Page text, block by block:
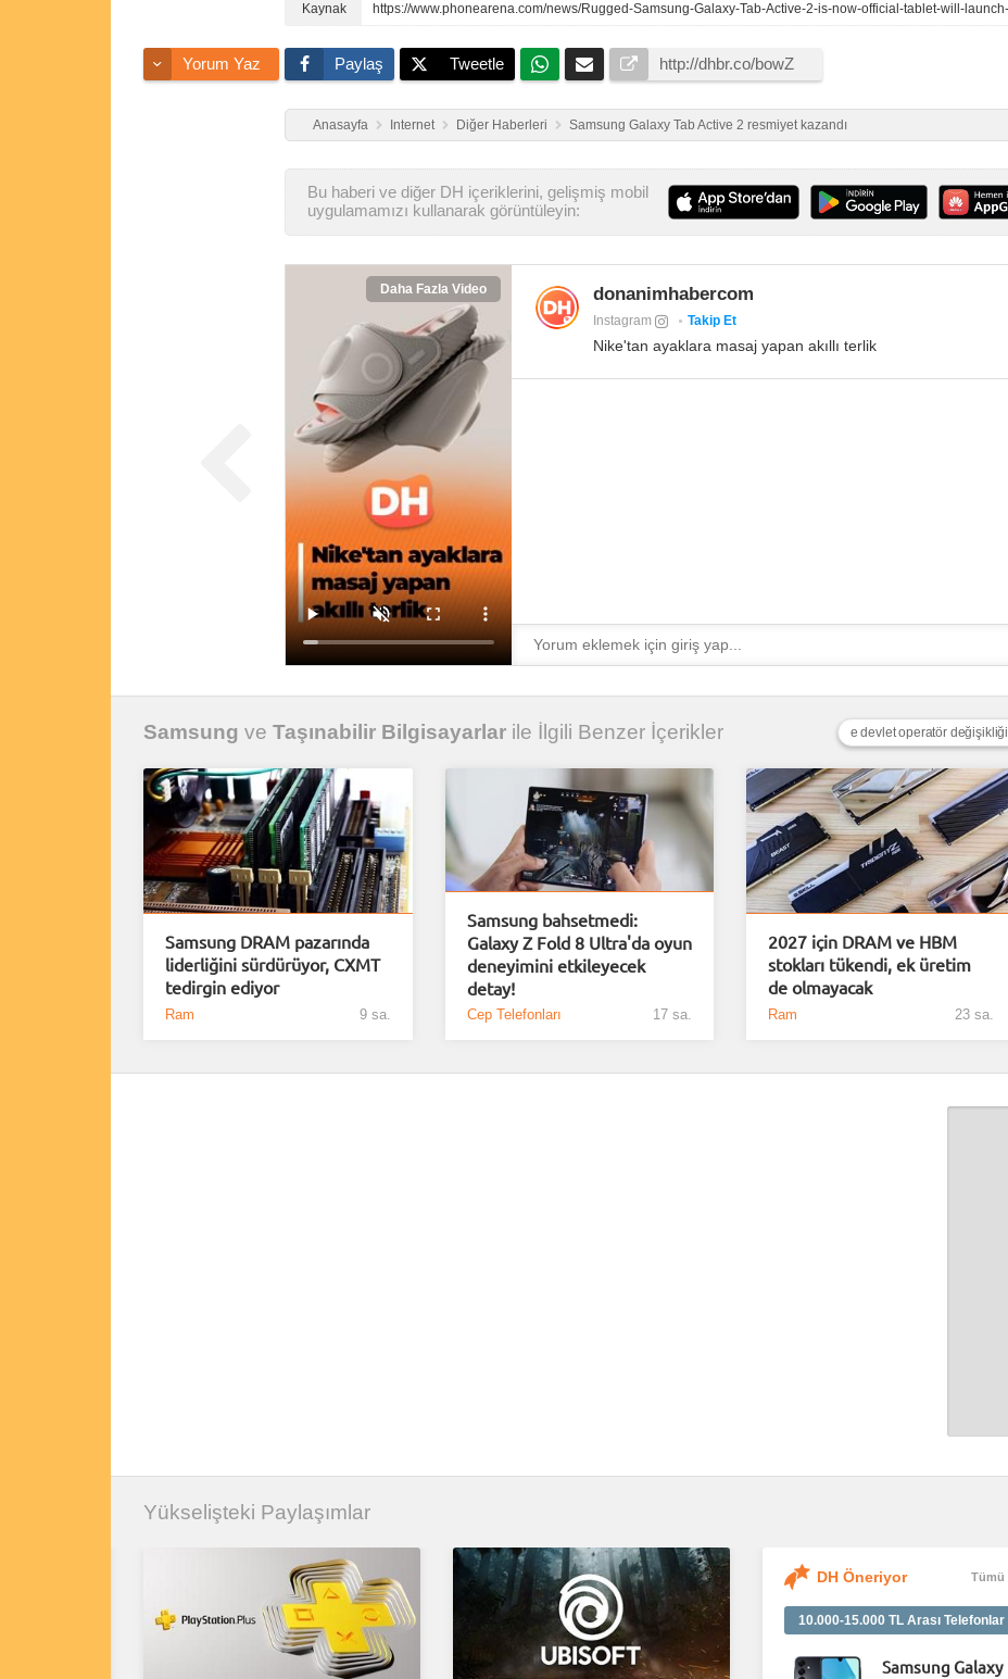
Yorum Yaz Paylaş Tweetle
Anasayfa Internet Diğer Haberleri Samsung Galaxy Tab Active 2 resmiyet kazandı
Bu haberi ve diğer DH içeriklerini, gelişmiş mobil
uygulamamızı kullanarak görüntüleyin:
Daha Fazla Video donanimhabercom
Instagram Takip Et
Nike'tan ayaklara masaj yapan akıllı terlik
Samsung ve Taşınabilir Bilgisayarlar ile İlgili Benzer İçerikler e devlet operatör değişikliği
Samsung DRAM pazarında
liderliğini sürdürüyor, CXMT
tedirgin ediyor
Ram 9 sa.
Samsung bahsetmedi:
Galaxy Z Fold 8 Ultra'da oyun
deneyimini etkileyecek
detay!
Cep Telefonları 17 sa.
2027 için DRAM ve HBM
stokları tükendi, ek üretim
de olmayacak
Ram 23 sa.
Yükselişteki Paylaşımlar
DH Öneriyor Tümü
10.000-15.000 TL Arası Telefonlar
Samsung Galaxy